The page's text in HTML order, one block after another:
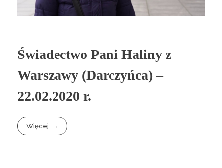
Świadectwo Pani Haliny z
Warszawy (Darczyńca) –
22.02.2020 r.
Więcej